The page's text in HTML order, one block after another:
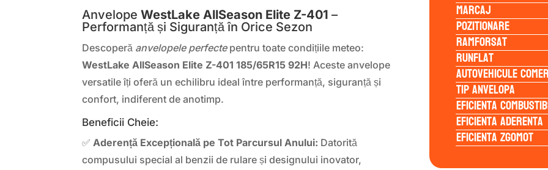
AnvelopeWestLake AllSeason Elite Z-401 –
Performanță și Siguranță în Orice Sezon
Descoperă anvelopele perfectepentru toate condițiile meteo:
WestLake AllSeason Elite Z-401 185/65R15 92H! Aceste anvelope
versatile îți oferă un echilibru ideal între performanță, siguranță și
confort, indiferent de anotimp.
Beneficii Cheie:
✅Aderență Excepțională pe Tot Parcursul Anului: Datorită
compusului special al benzii de rulare și designului inovator,
Marcaj
Pozitionare
Ramforsat
Runflat
Autovehicule
Tip anvelopa
Eficienta
Eficienta Aderenta
Eficienta Zgomot